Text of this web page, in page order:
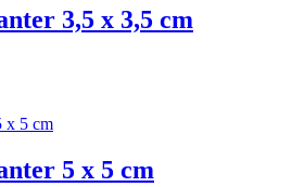
3,5 x 3,5 cm
5 x 5 cm